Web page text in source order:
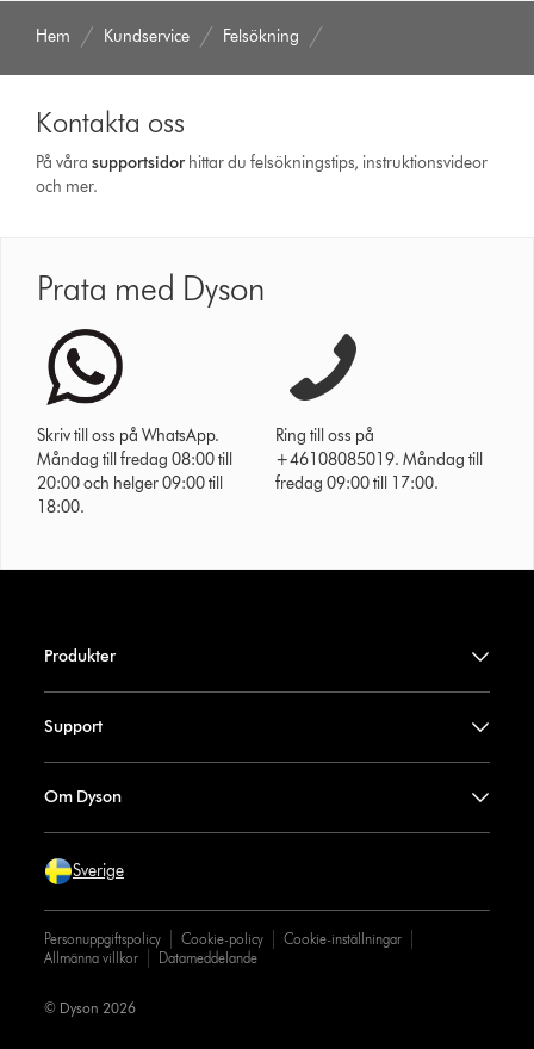
Hem Kundservice Felsökning
Kontakta oss
På vårasupport­sidor hittar du felsökningstips, instruktionsvideor
och mer.
Prata med Dyson
Skriv till oss på WhatsApp.
Måndag till fredag 08:00 till
20:00 och helger 09:00 till
18:00.
Ring till oss på
+46108085019. Måndag till
fredag 09:00 till 17:00.
Produkter
Support
Om Dyson
Sverige
Personuppgiftspolicy Cookie-policy
Cookie-inställningar
Allmänna villkor
Datameddelande
© Dyson 2026